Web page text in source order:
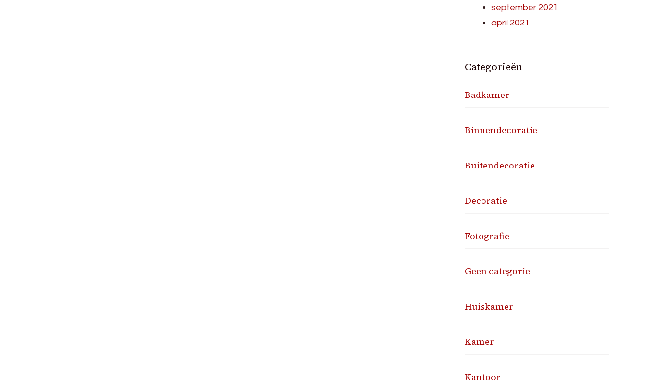
september 2021
april 2021
Categorieën
Badkamer
Binnendecoratie
Buitendecoratie
Decoratie
Fotografie
Geen categorie
Huiskamer
Kamer
Kantoor